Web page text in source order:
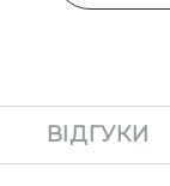
ВІДГУКИ